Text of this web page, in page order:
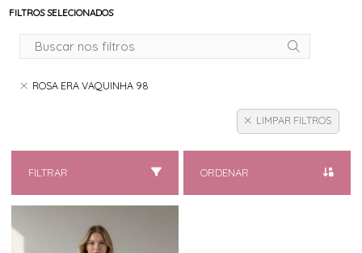
FILTROS SELECIONADOS
ROSA ERA VAQUINHA 98
LIMPAR FILTROS
FILTRAR ORDENAR